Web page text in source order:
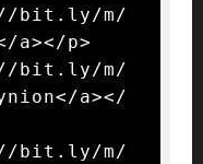
bit.ly/m/
a></p>
bit.ly/m/
a></
bit.ly/m/